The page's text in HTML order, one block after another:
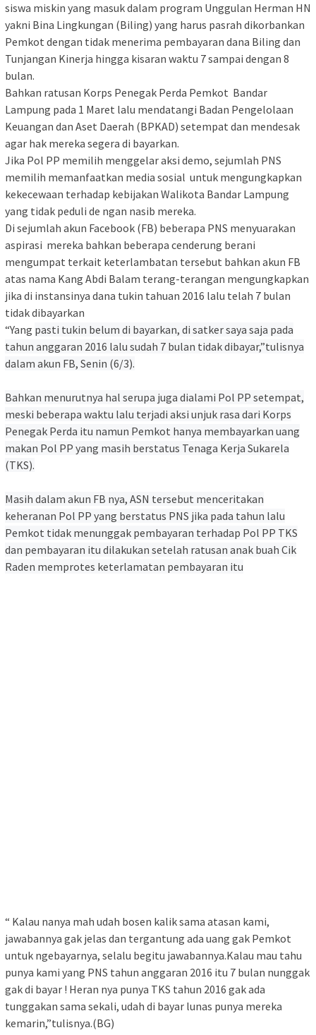
siswa miskin yang masuk dalam program Unggulan Herman HN
yakni Bina Lingkungan (Biling) yang harus pasrah dikorbankan
Pemkot dengan tidak menerima pembayaran dana Biling dan
Tunjangan Kinerja hingga kisaran waktu 7 sampai dengan 8
bulan.
Bahkan ratusan Korps Penegak Perda Pemkot Bandar
Lampung pada 1 Maret lalu mendatangi Badan Pengelolaan
Keuangan dan Aset Daerah (BPKAD) setempat dan mendesak
agar hak mereka segera di bayarkan.
Jika Pol PP memilih menggelar aksi demo, sejumlah PNS
memilih memanfaatkan media sosial untuk mengungkapkan
kekecewaan terhadap kebijakan Walikota Bandar Lampung
yang tidak peduli de ngan nasib mereka.
Di sejumlah akun Facebook (FB) beberapa PNS menyuarakan
aspirasi mereka bahkan beberapa cenderung berani
mengumpat terkait keterlambatan tersebut bahkan akun FB
atas nama Kang Abdi Balam terang-terangan mengungkapkan
jika di instansinya dana tukin tahuan 2016 lalu telah 7 bulan
tidak dibayarkan
“Yang pasti tukin belum di bayarkan, di satker saya saja pada
tahun anggaran 2016 lalu sudah 7 bulan tidak dibayar,”tulisnya
dalam akun FB, Senin (6/3).
Bahkan menurutnya hal serupa juga dialami Pol PP setempat,
meski beberapa waktu lalu terjadi aksi unjuk rasa dari Korps
Penegak Perda itu namun Pemkot hanya membayarkan uang
makan Pol PP yang masih berstatus Tenaga Kerja Sukarela
(TKS).
Masih dalam akun FB nya, ASN tersebut menceritakan
keheranan Pol PP yang berstatus PNS jika pada tahun lalu
Pemkot tidak menunggak pembayaran terhadap Pol PP TKS
dan pembayaran itu dilakukan setelah ratusan anak buah Cik
Raden memprotes keterlamatan pembayaran itu
“ Kalau nanya mah udah bosen kalik sama atasan kami,
jawabannya gak jelas dan tergantung ada uang gak Pemkot
untuk ngebayarnya, selalu begitu jawabannya.Kalau mau tahu
punya kami yang PNS tahun anggaran 2016 itu 7 bulan nunggak
gak di bayar ! Heran nya punya TKS tahun 2016 gak ada
tunggakan sama sekali, udah di bayar lunas punya mereka
kemarin,”tulisnya.(BG)